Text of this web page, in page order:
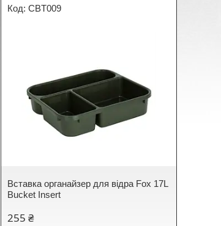
CBT009
Вставка органайзер для відра Fox 17L
Bucket Insert
255 ₴